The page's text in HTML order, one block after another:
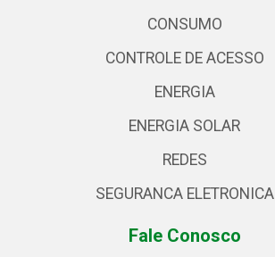
CONSUMO
CONTROLE DE ACESSO
ENERGIA
ENERGIA SOLAR
REDES
SEGURANCA ELETRONICA
Fale Conosco